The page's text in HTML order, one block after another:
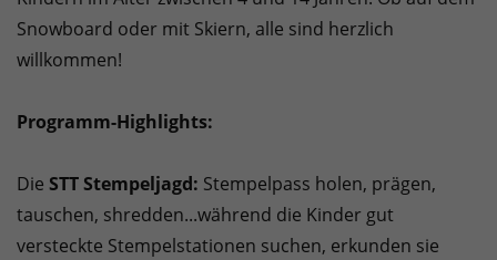
Snowboard oder mit Skiern, alle sind herzlich
willkommen!
Programm-Highlights:
Die STT Stempeljagd: Stempelpass holen, prägen,
tauschen, shredden...während die Kinder gut
versteckte Stempelstationen suchen, erkunden sie